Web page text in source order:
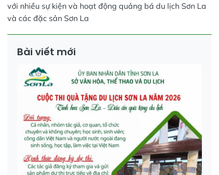
với nhiều sự kiện và hoạt động quảng bá du lịch Sơn La
và các đặc sản Sơn La
Bài viết mới